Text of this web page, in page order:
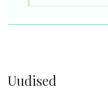
Uudised